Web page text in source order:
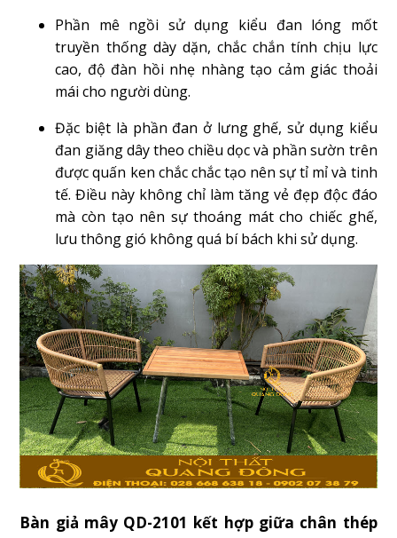
Phần mê ngồi sử dụng kiểu đan lóng mốt
truyền thống dày dặn, chắc chắn tính chịu lực
cao, độ đàn hồi nhẹ nhàng tạo cảm giác thoải
mái cho người dùng.
Đặc biệt là phần đan ở lưng ghế, sử dụng kiểu
đan giăng dây theo chiều dọc và phần sườn trên
được quấn ken chắc chắc tạo nên sự tỉ mỉ và tinh
tế. Điều này không chỉ làm tăng vẻ đẹp độc đáo
mà còn tạo nên sự thoáng mát cho chiếc ghế,
lưu thông gió không quá bí bách khi sử dụng.
Bàn giả mây QD-2101 kết hợp giữa chân thép